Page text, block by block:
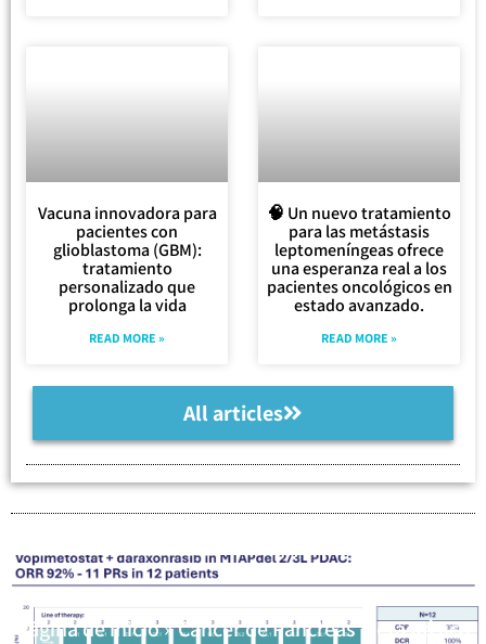
Vacuna innovadora para
pacientes con
glioblastoma (GBM):
tratamiento
personalizado que
prolonga la vida
READ MORE »
🧠 Un nuevo tratamiento
para las metástasis
leptomeníngeas ofrece
una esperanza real a los
pacientes oncológicos en
estado avanzado.
READ MORE »
All articles
Página de inicio»Cáncer de Páncreas Metastásico